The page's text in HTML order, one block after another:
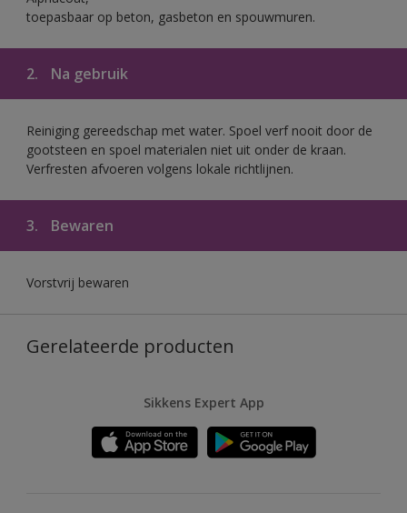
toepasbaar op beton, gasbeton en spouwmuren.
2. Na gebruik
Reiniging gereedschap met water. Spoel verf nooit door de
gootsteen en spoel materialen niet uit onder de kraan.
Verfresten afvoeren volgens lokale richtlijnen.
3. Bewaren
Vorstvrij bewaren
Gerelateerde producten
Sikkens Expert App